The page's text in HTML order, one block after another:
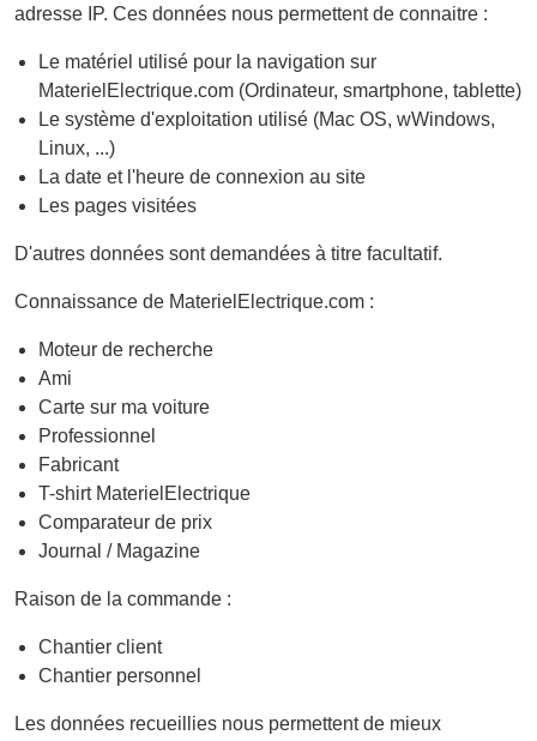
adresse IP. Ces données nous permettent de connaitre :
Le matériel utilisé pour la navigation sur
MaterielElectrique.com (Ordinateur, smartphone, tablette)
Le système d'exploitation utilisé (Mac OS, wWindows,
Linux, ...)
La date et l'heure de connexion au site
Les pages visitées
D'autres données sont demandées à titre facultatif.
Connaissance de MaterielElectrique.com :
Moteur de recherche
Ami
Carte sur ma voiture
Professionnel
Fabricant
T-shirt MaterielElectrique
Comparateur de prix
Journal / Magazine
Raison de la commande :
Chantier client
Chantier personnel
Les données recueillies nous permettent de mieux